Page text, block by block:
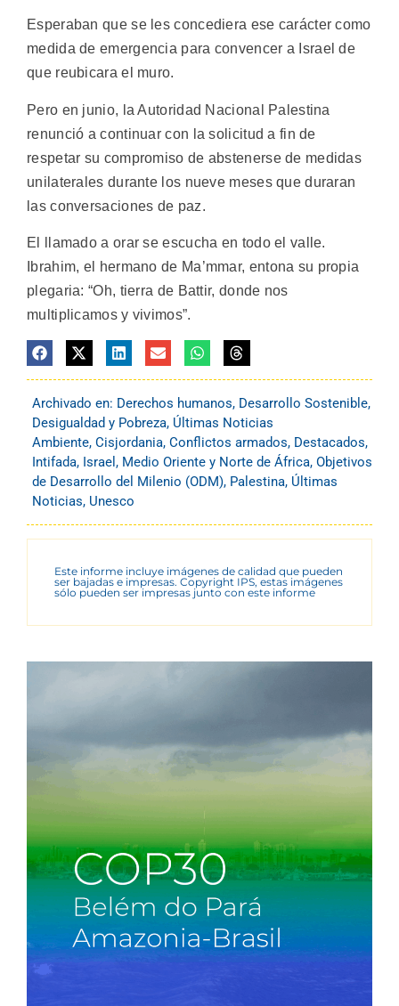
Esperaban que se les concediera ese carácter como
medida de emergencia para convencer a Israel de
que reubicara el muro.
Pero en junio, la Autoridad Nacional Palestina
renunció a continuar con la solicitud a fin de
respetar su compromiso de abstenerse de medidas
unilaterales durante los nueve meses que duraran
las conversaciones de paz.
El llamado a orar se escucha en todo el valle.
Ibrahim, el hermano de Ma’mmar, entona su propia
plegaria: “Oh, tierra de Battir, donde nos
multiplicamos y vivimos”.
Archivado en: Derechos humanos, Desarrollo Sostenible,
Desigualdad y Pobreza, Últimas Noticias
Ambiente, Cisjordania, Conflictos armados, Destacados,
Intifada, Israel , Medio Oriente y Norte de África, Objetivos
de Desarrollo del Milenio (ODM), Palestina, Últimas
Noticias, Unesco
Este informe incluye imágenes de calidad que pueden
ser bajadas e impresas. Copyright IPS, estas imágenes
sólo pueden ser impresas junto con este informe